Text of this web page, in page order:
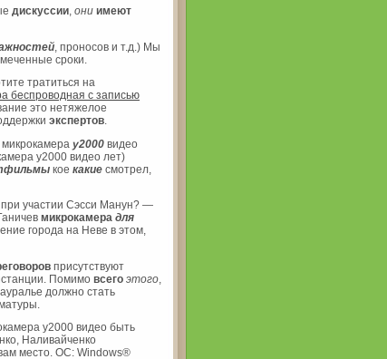
дискуссии они имеют
, проносов и т.д.) Мы
сроки.
тратиться на
беспроводная с записью
это нетяжелое
экспертов
микрокамера y2000 видео
y2000 видео лет)
кое какие смотрел,
при участии Сэсси Манун? —
микрокамера для
города на Неве в этом,
присутствуют
Помимо всего этого
должно стать
y2000 видео быть
Наливайченко
место. OC: Windows®